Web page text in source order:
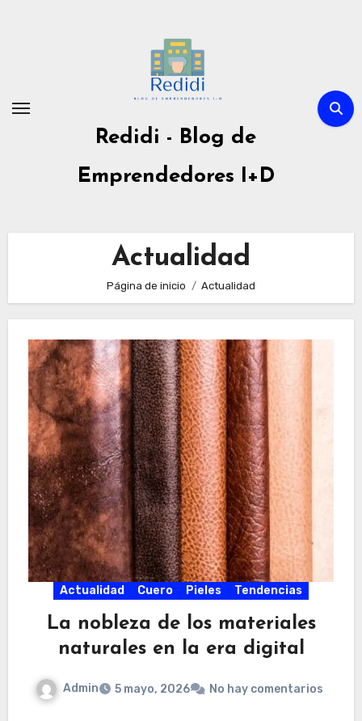
Redidi - Blog de
Emprendedores I+D
Actualidad
Página de inicio Actualidad
Actualidad Cuero Pieles Tendencias
La nobleza de los materiales
naturales en la era digital
Admin 5 mayo, 2026 No hay comentarios